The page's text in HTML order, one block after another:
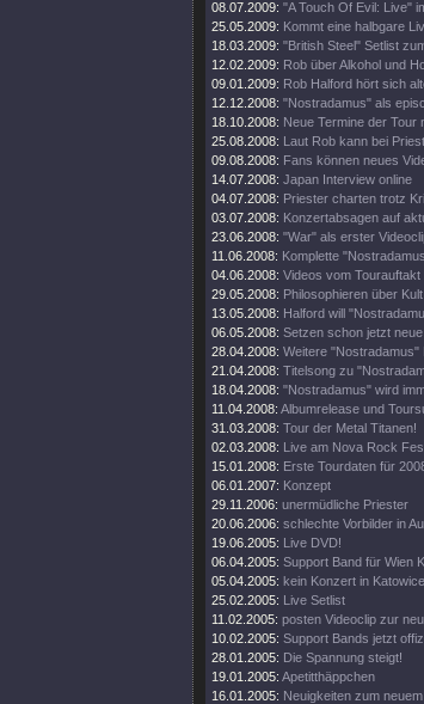
08.07.2009: "A Touch Of Evil: Live"
25.05.2009: Kommt eine halbgare
18.03.2009: "British Steel" Setlist
12.02.2009: Rob über Alkohol und
09.01.2009: Rob Halford hört sich
12.12.2008: "Nostradamus" als
18.10.2008: Neue Termine der Tour
25.08.2008: Laut Rob kann bei
09.08.2008: Fans können neues
14.07.2008: Japan Interview online
04.07.2008: Priester charten trotz
03.07.2008: Konzertabsagen auf
23.06.2008: "War" als erster
11.06.2008: Komplette
04.06.2008: Videos vom Tourauftakt
29.05.2008: Philosophieren über
13.05.2008: Halford will
06.05.2008: Setzen schon jetzt
28.04.2008: Weitere "Nostradamus"
21.04.2008: Titelsong zu
18.04.2008: "Nostradamus" wird
11.04.2008: Albumrelease und
31.03.2008: Tour der Metal Titanen!
02.03.2008: Live am Nova Rock
15.01.2008: Erste Tourdaten für
06.01.2007: Konzept
29.11.2006: unermüdliche Priester
20.06.2006: schlechte Vorbilder in
19.06.2005: Live DVD!
06.04.2005: Support Band für Wien
05.04.2005: kein Konzert in Katowice
25.02.2005: Live Setlist
11.02.2005: posten Videoclip zur
10.02.2005: Support Bands jetzt
28.01.2005: Die Spannung steigt!
19.01.2005: Apetitthäppchen
16.01.2005: Neuigkeiten zum